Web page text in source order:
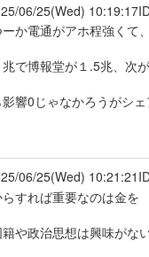
06/25(Wed) 10:19:17
か電通がアホ程強くて
で博報堂が１.5兆、次
響0じゃなかろうがシ
06/25(Wed) 10:21:21
すれば重要なのは金を
や政治思想は興味がない